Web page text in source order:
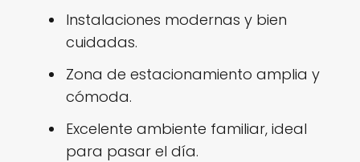
Instalaciones modernas y bien
cuidadas.
Zona de estacionamiento amplia y
cómoda.
Excelente ambiente familiar, ideal
para pasar el día.